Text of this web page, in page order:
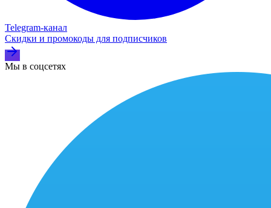
Telegram‑канал
Скидки и промокоды для подписчиков
Мы в соцсетях